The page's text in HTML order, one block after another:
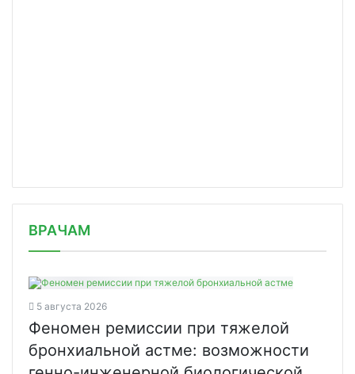
ВРАЧАМ
5 августа 2026
Феномен ремиссии при тяжелой
бронхиальной астме: возможности